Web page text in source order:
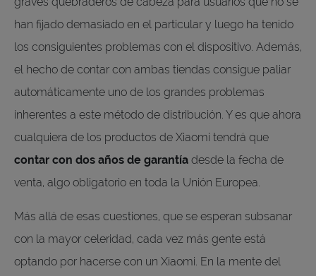
han fijado demasiado en el particular y luego ha tenido
los consiguientes problemas con el dispositivo. Además,
el hecho de contar con ambas tiendas consigue paliar
automáticamente uno de los grandes problemas
inherentes a este método de distribución. Y es que ahora
cualquiera de los productos de Xiaomi tendrá que
contar con dos años de garantía desde la fecha de
venta, algo obligatorio en toda la Unión Europea.
Más allá de esas cuestiones, que se esperan subsanar
con la mayor celeridad, cada vez más gente está
optando por hacerse con un Xiaomi. En la mente del